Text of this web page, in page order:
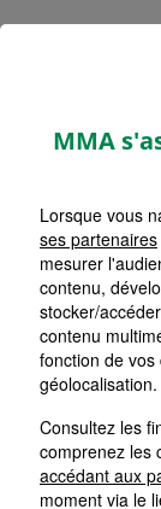
Assurance
MMA
Lorsque vous
ses partenaires
mesurer
contenu,
stocker/
contenu
fonction de
géolocalisation.
Consultez les
comprenez les
accédant aux
moment via le